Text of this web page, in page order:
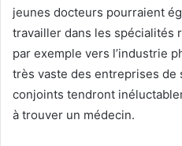
jeunes docteurs pourraient
travailler dans les spécialités
par exemple vers l’industrie
très vaste des entreprises de
conjoints tendront
à trouver un médecin.